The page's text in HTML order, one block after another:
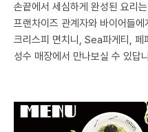
손끝에서 세심하게 완성된 요리
프랜차이즈 관계자와 바이어들
크리스피 면치니, Sea파게티, 페
성수 매장에서 만나보실 수 있답